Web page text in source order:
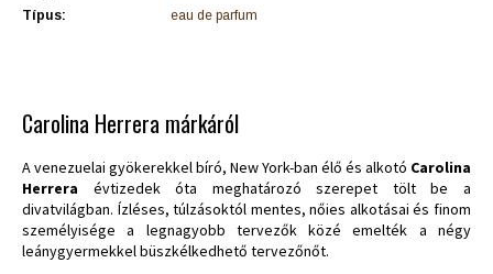
Típus:
eau de parfum
Carolina Herrera márkáról
A venezuelai gyökerekkel bíró, New York-ban élő és alkotó Carolina
Herrera évtizedek óta meghatározó szerepet tölt be a
divatvilágban. Ízléses, túlzásoktól mentes, nőies alkotásai és finom
személyisége a legnagyobb tervezők közé emelték a négy
leánygyermekkel büszkélkedhető tervezőnőt.